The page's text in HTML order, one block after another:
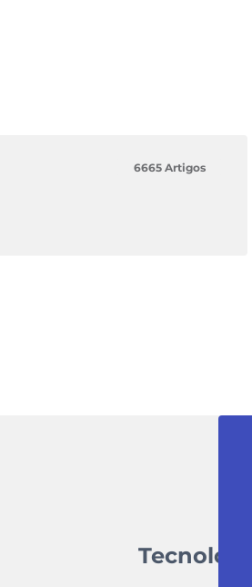
6665 Artigos
Tecnologia